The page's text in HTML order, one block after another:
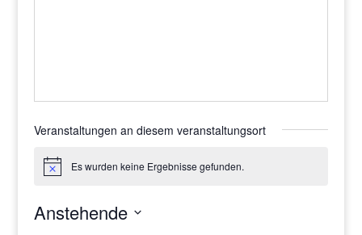
Veranstaltungen an diesem veranstaltungsort
HinweisEs wurden keine Ergebnisse gefunden.
Anstehende